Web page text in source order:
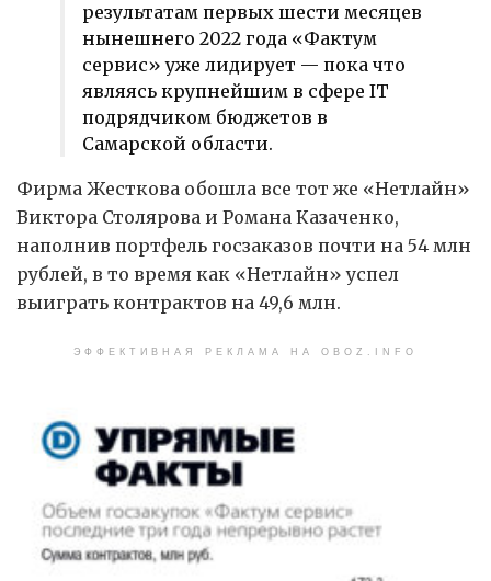
результатам первых шести месяцев
нынешнего 2022 года «Фактум
сервис» уже лидирует — пока что
являясь крупнейшим в сфере IT
подрядчиком бюджетов в
Самарской области.
Фирма Жесткова обошла все тот же «Нетлайн»
Виктора Столярова и Романа Казаченко,
наполнив портфель госзаказов почти на 54 млн
рублей, в то время как «Нетлайн» успел
выиграть контрактов на 49,6 млн.
ЭФФЕКТИВНАЯ РЕКЛАМА НА OBOZ.INFO